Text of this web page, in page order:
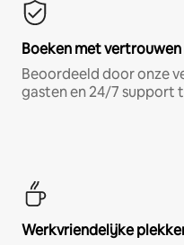
Boeken met vertrouwen
Beoordeeld door onze
gasten en 24/7 support
Werkvriendelijke